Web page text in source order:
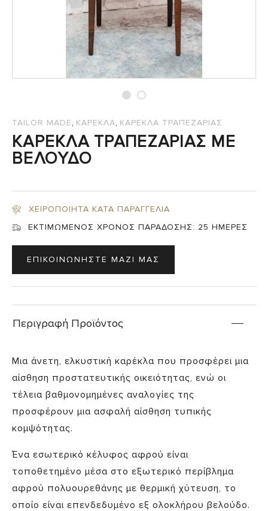
TAILOR MADE, ΚΑΡΕΚΛΑ, ΚΑΡΕΚΛΑ ΤΡΑΠΕΖΑΡΙΑΣ
ΚΑΡΕΚΛΑ ΤΡΑΠΕΖΑΡΙΑΣ ΜΕ
ΒΕΛΟΥΔΟ
ΧΕΙΡΟΠΟΙΗΤΑ ΚΑΤΑ ΠΑΡΑΓΓΕΛΙΑ
ΕΚΤΙΜΩΜΕΝΟΣ ΧΡΟΝΟΣ ΠΑΡΑΔΟΣΗΣ: 25 ΗΜΕΡΕΣ
ΕΠΙΚΟΙΝΩΝΗΣΤΕ ΜΑΖΙ ΜΑΣ
Περιγραφή Προϊόντος
Μια άνετη, ελκυστική καρέκλα που προσφέρει μια
αίσθηση προστατευτικής οικειότητας, ενώ οι
τέλεια βαθμονομημένες αναλογίες της
προσφέρουν μια ασφαλή αίσθηση τυπικής
κομψότητας.
Ένα εσωτερικό κέλυφος αφρού είναι
τοποθετημένο μέσα στο εξωτερικό περίβλημα
αφρού πολυουρεθάνης με θερμική χύτευση, το
οποίο είναι επενδεδυμένο εξ ολοκλήρου βελούδο.